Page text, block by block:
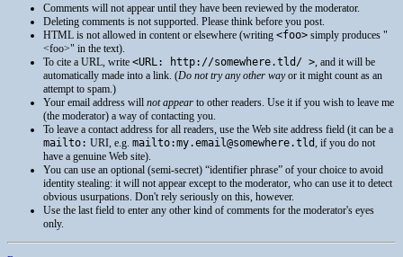
Comments will not appear until they have been reviewed by the moderator.
Deleting comments is not supported. Please think before you post.
HTML is not allowed in content or elsewhere (writing <foo> simply produces
<foo>
in the text).
To cite a URL , write <URL: http://somewhere.tld/ > , and it will be
automatically made into a link. (Do not try any other wayor it might count as an
attempt to spam.)
Your email address will not appear to other readers. Use it if you wish to leave me
(the moderator) a way of contacting you.
To leave a contact address for all readers, use the Web site address field (it can be a
mailto: URI , e.g. mailto:my.email@somewhere.tld , if you do not
have a genuine Web site).
You can use an optional (semi-secret) “identifier phrase” of your choice to avoid
identity stealing: it will not appear except to the moderator, who can use it to detect
obvious usurpations. Don't rely seriously on this, however.
Use the last field to enter any other kind of comments for the moderator's eyes
only.